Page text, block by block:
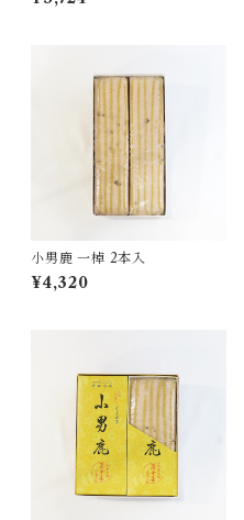
小男鹿 一棹 2本入
¥4,320